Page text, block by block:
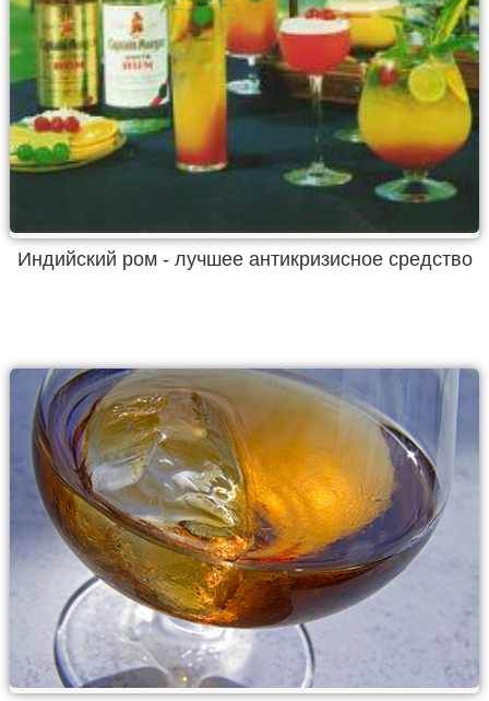
Индийский ром - лучшее антикризисное средство